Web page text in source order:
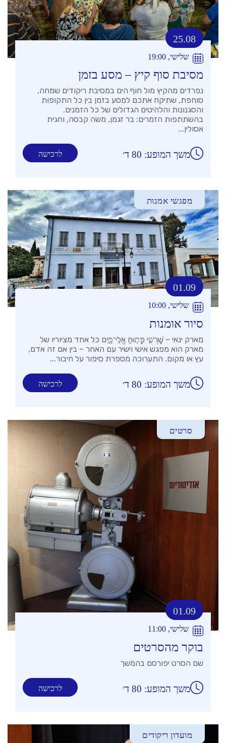
25.08
שלישי, 19:00
מסיבת סוף קיץ – מסע בזמן
נפרדים מהקיץ מול חוף הים במסיבת ריקודים שמחה,
סוחפת, שתיקח אתכם למסע בזמן בין כל התקופות
והסגנונות והלהיטים הגדולים של כל הזמנים.
בהשתתפות הזמרים: בר זגמן, משה קבסה, וחגית
אסולין...
לרכישה משך המופע: 80 ד׳
מפגשי אמנות
01.09
שלישי, 10:00
סיור אומנות
מארק ינאי – שׇׁרְשִׁ֣י פָת֣וּחַ אֱלֵי־מָ֑יִם כל אחד מציוריו של
מארק הוא מפגש אישי וישיר עם האחר – בין אם זה אדם,
עץ או מקום. התערוכה מספרת סיפור על חיבור...
לרכישה משך המופע: 80 ד׳
סרטים
01.09
שלישי, 11:00
בוקר מהסרטים
שם הסרט יפורסם בהמשך
לרכישה משך המופע: 80 ד׳
מועדון ריקודים